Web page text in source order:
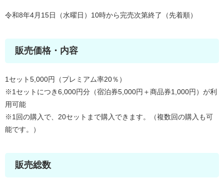
令和8年4月15日（水曜日）10時から完売次第終了（先着順）
販売価格・内容
1セット5,000円（プレミアム率20％）
※1セットにつき6,000円分（宿泊券​5,000円＋商品券1,000円）が利
用可能
※1回の購入で、20セットまで購入できます。（複数回の購入も可
能です。）
販売総数